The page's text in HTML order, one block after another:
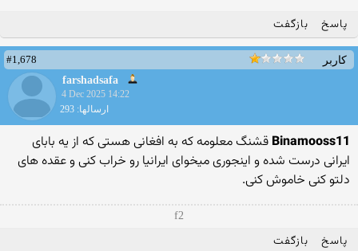
پاسخ بازگفت
کاربر
#1,678
farshadsafa
4 Dec 2025 14:22
ارسالها: 293
Binamooss11 قشنگ معلومه که به افغانی هستی که از یه بابای
ایرانی درست شده و اینجوری میخوای ایرانیا رو خراب کنی و عقده های
دلتو کنی خاموش کنی.
f2
پاسخ بازگفت